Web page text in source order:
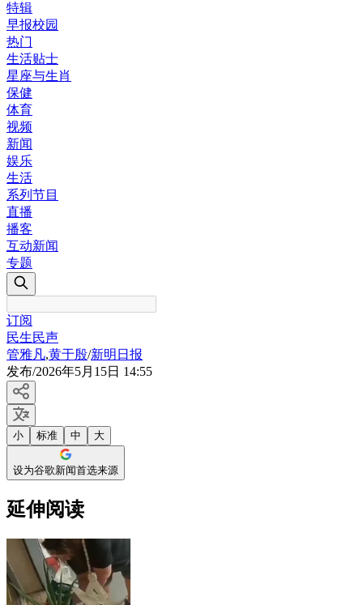
特辑
早报校园
热门
生活贴士
星座与生肖
保健
体育
视频
新闻
娱乐
生活
系列节目
直播
播客
互动新闻
专题
订阅
民生民声
管雅凡,黄于殷/新明日报
发布/2026年5月15日 14:55
小 标准 中 大
设为谷歌新闻首选来源
延伸阅读